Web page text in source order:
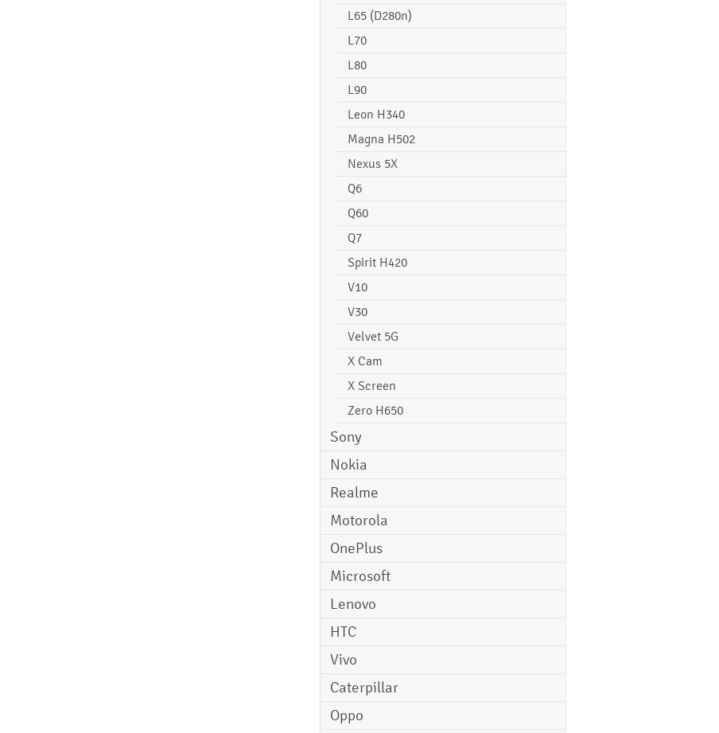
L65 (D280n)
L70
L80
L90
Leon H340
Magna H502
Nexus 5X
Q6
Q60
Q7
Spirit H420
V10
V30
Velvet 5G
X Cam
X Screen
Zero H650
Sony
Nokia
Realme
Motorola
OnePlus
Microsoft
Lenovo
HTC
Vivo
Caterpillar
Oppo